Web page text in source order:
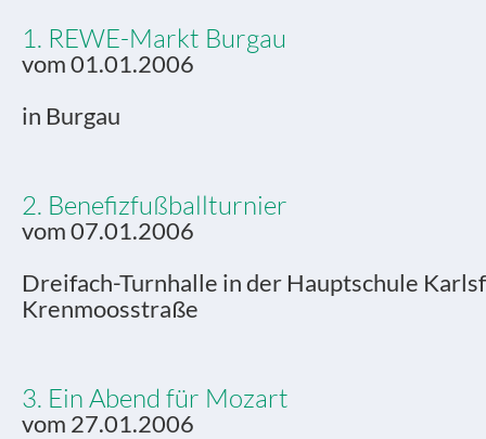
1. REWE-Markt Burgau
vom 01.01.2006
in Burgau
2. Benefizfußballturnier
vom 07.01.2006
Dreifach-Turnhalle in der Hauptschule
Krenmoosstraße
3. Ein Abend für Mozart
vom 27.01.2006